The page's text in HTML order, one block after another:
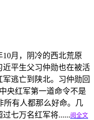
10月，阴冷的西北荒原
近平生父习仲勋也在被活
逃亡到陕北。习仲勋回
央红军第一道命令不是
所有人都那么好命。几
七万名红军将......阅全文